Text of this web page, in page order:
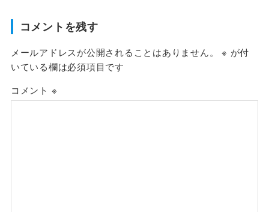
コメントを残す
メールアドレスが公開されることはありません。 ※ が付
いている欄は必須項目です
コメント ※